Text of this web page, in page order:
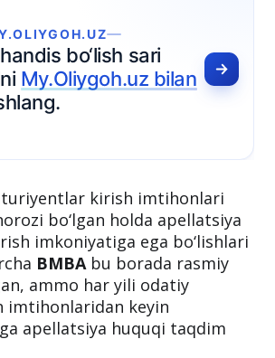
sari
bilan
kirish imtihonlari
bo‘lgan holda apellatsiya
imkoniyatiga ega bo‘lishlari
BMBAbu borada rasmiy
ammo har yili odatiy